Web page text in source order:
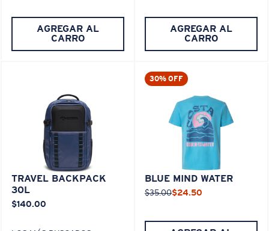
AGREGAR AL
CARRO
AGREGAR AL
CARRO
TRAVEL BACKPACK
30L
$140.00
30% OFF
BLUE MIND WATER
$35.00$24.50